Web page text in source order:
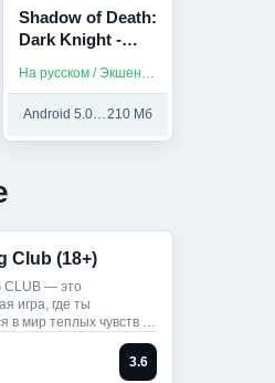
Shadow of Death:
Dark Knight -
Fighting (Мод,
Много денег)
На русском / Экшен / Платные
Android 5.0 и выше210 Мб
Club (18+)
CLUB — это
игра, где ты
в мир теплых чувств и
3.6